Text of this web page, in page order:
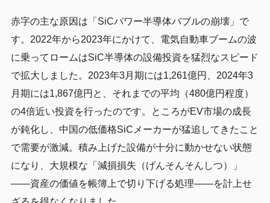
赤字の主な原因は「SiCパワー半導体バブルの崩壊」で
す。2022年から2023年にかけて、電気自動車ブームの波
に乗ってロームはSiC半導体の設備投資を猛烈なスピード
で拡大しました。2023年3月期には1,261億円、2024年3
月期には1,867億円と、それまでの平均（480億円程度）
の4倍近い投資を行ったのです。ところがEV市場の成長
が鈍化し、中国の低価格SiCメーカーが猛追してきたこと
で需要が激減。積み上げた設備が十分に動かせない状態
になり、大規模な「減損損失（げんそんそんしつ）」
——資産の価値を帳簿上で切り下げる処理——を計上せ